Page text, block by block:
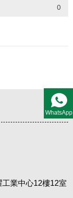
0
業中心12樓12室
WhatsApp